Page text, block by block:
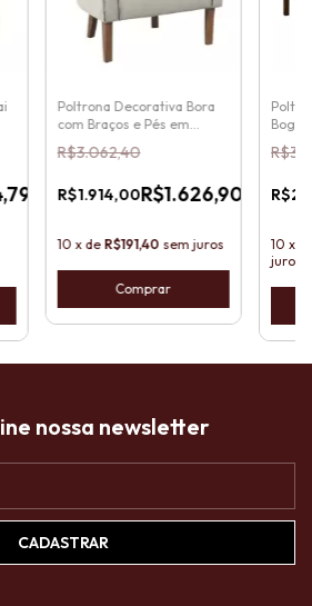
OFF
Poltrona Decorativa Bora
com Braços e Pés em
Madeira Maciça
R$3.062,40
R$1.914,00R$1.626,90
OFF
10 x de R$191,40 sem juros
Solta
10 x
juros
nossa newsletter